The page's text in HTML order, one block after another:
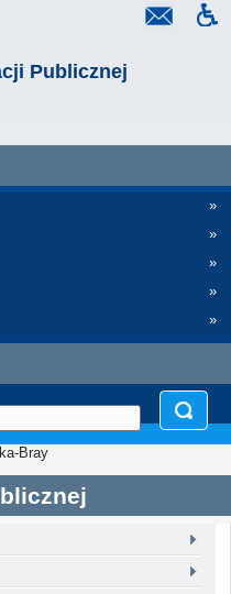
Publicznej
»
»
»
»
»
Bray